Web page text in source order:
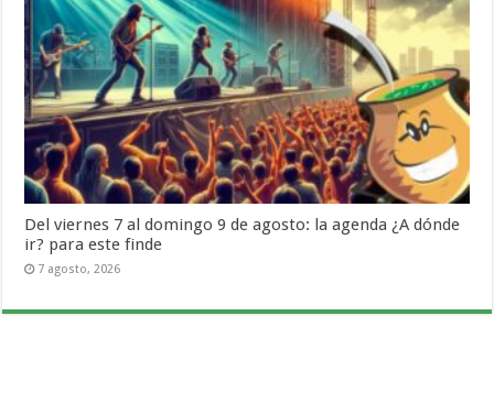
Del viernes 7 al domingo 9 de agosto: la agenda ¿A dónde
ir? para este finde
7 agosto, 2026